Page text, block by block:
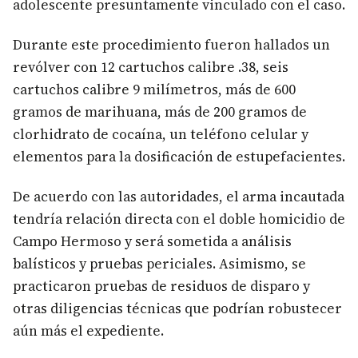
adolescente presuntamente vinculado con el caso.
Durante este procedimiento fueron hallados un
revólver con 12 cartuchos calibre .38, seis
cartuchos calibre 9 milímetros, más de 600
gramos de marihuana, más de 200 gramos de
clorhidrato de cocaína, un teléfono celular y
elementos para la dosificación de estupefacientes.
De acuerdo con las autoridades, el arma incautada
tendría relación directa con el doble homicidio de
Campo Hermoso y será sometida a análisis
balísticos y pruebas periciales. Asimismo, se
practicaron pruebas de residuos de disparo y
otras diligencias técnicas que podrían robustecer
aún más el expediente.